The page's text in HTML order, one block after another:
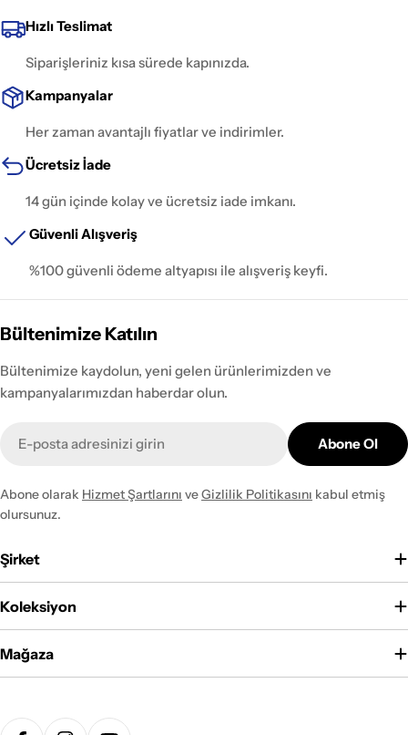
Hızlı Teslimat
Siparişleriniz kısa sürede kapınızda.
Kampanyalar
Her zaman avantajlı fiyatlar ve indirimler.
Ücretsiz İade
14 gün içinde kolay ve ücretsiz iade imkanı.
Güvenli Alışveriş
%100 güvenli ödeme altyapısı ile alışveriş keyfi.
Bültenimize Katılın
Bültenimize kaydolun, yeni gelen ürünlerimizden ve
kampanyalarımızdan haberdar olun.
posta
Abone Ol
Abone olarak Hizmet Şartlarını veGizlilik Politikasını kabul etmiş
olursunuz.
Şirket
Koleksiyon
Mağaza
Ödeme